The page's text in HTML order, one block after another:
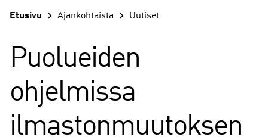
Etusivu Ajankohtaista Uutiset
Puolueiden
ohjelmissa
ilmastonmuutoksen